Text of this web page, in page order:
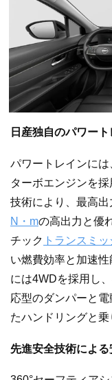
日産独自のパワー
パワートレインに
ターボエンジンを
技術により、最高
N・mの高出力と優
チック トランスミ
い燃費効率と加速
には4WDを採用し
応型のダンパーと
たハンドリングと乗
先進安全技術による